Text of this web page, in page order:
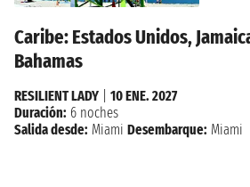
Caribe: Estados Unidos,
Bahamas
RESILIENT LADY
10 ENE. 2027
Duración: 6 noches
Salida desde: Miami Desembarque: Miami